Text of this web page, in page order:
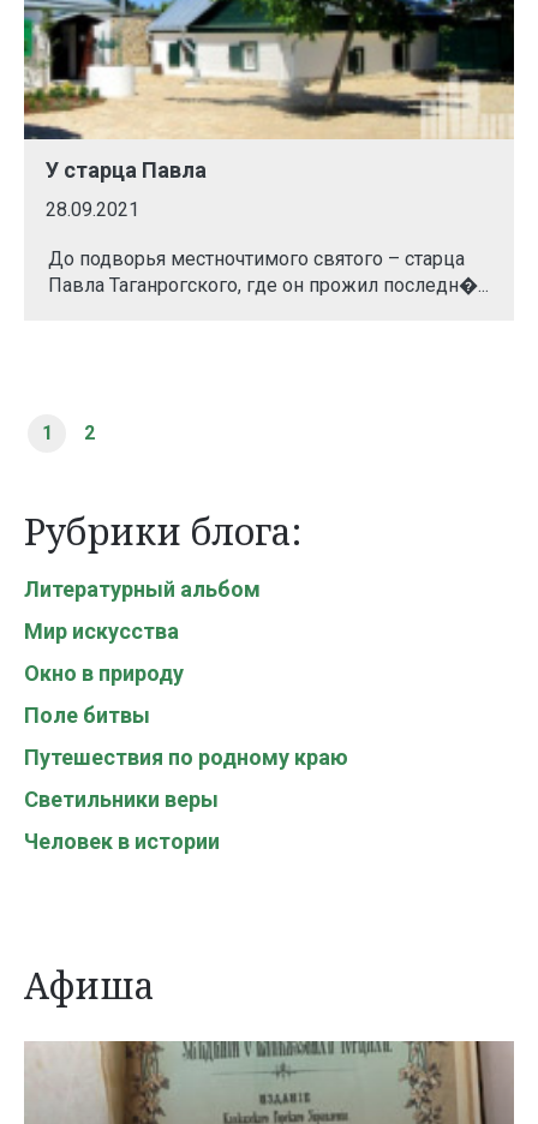
У старца Павла
28.09.2021
До подворья местночтимого святого – старца
Павла Таганрогского, где он прожил последн�...
1 2
Рубрики блога:
Литературный альбом
Мир искусства
Окно в природу
Поле битвы
Путешествия по родному краю
Светильники веры
Человек в истории
Афиша